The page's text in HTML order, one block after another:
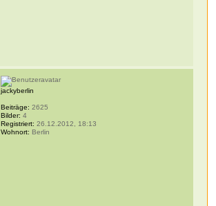
jackyberlin
Beiträge: 2625
Bilder: 4
Registriert: 26.12.2012, 18:13
Wohnort: Berlin